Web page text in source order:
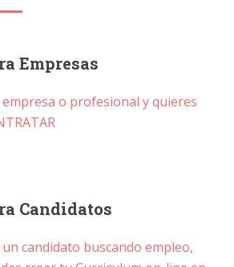
Empresas
empresa o profesional y quieres
Candidatos
un candidato buscando empleo,